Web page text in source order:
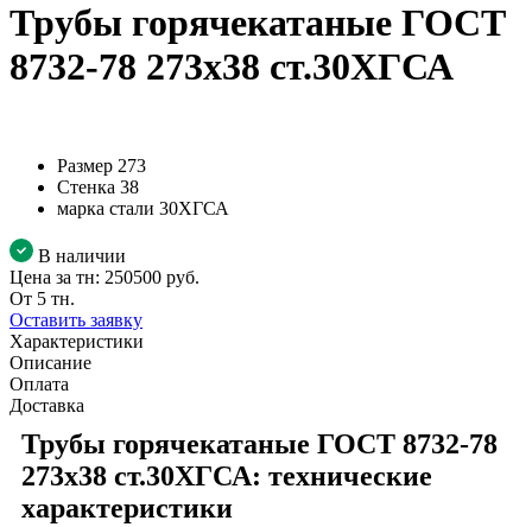
Трубы горячекатаные ГОСТ
8732-78 273x38 ст.30ХГСА
Размер 273
Стенка 38
марка стали 30ХГСА
В наличии
Цена за тн: 250500 руб.
От 5 тн.
Оставить заявку
Характеристики
Описание
Оплата
Доставка
Трубы горячекатаные ГОСТ 8732-78
273x38 ст.30ХГСА: технические
характеристики